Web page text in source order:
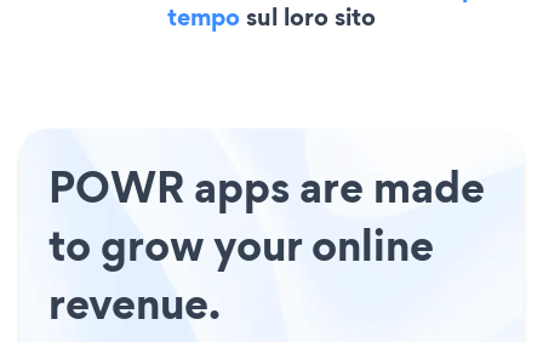
temposul loro sito
POWR apps are made
to grow your online
revenue.